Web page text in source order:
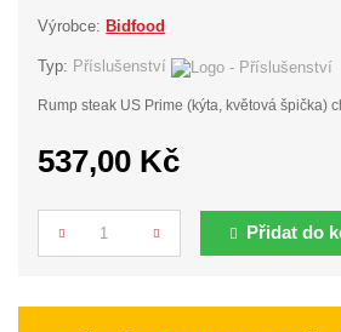
Výrobce: Bidfood
Typ: Příslušenství
Rump steak US Prime (kýta, květová špička)
537,00 Kč
Počet Přidat do